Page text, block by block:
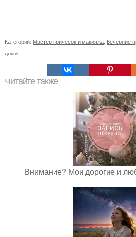
Категории: Мастер причесок и макияжа, Вечерние
дома
Читайте также
Внимание? Мои дорогие и